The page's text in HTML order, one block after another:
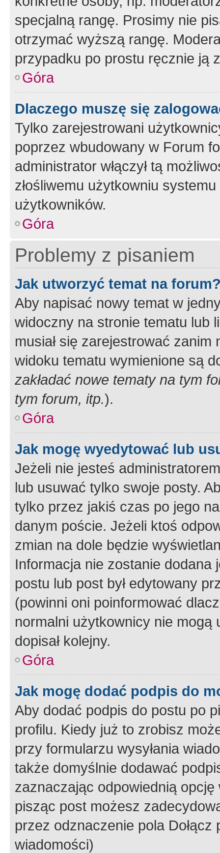
specjalną rangę. Prosimy nie
otrzymać wyższą rangę.
przypadku po prostu ręcznie ją
Góra
Dlaczego muszę się
Tylko zarejestrowani
poprzez wbudowany w Forum
administrator włączył tą
złośliwemu użytkowniu
użytkowników.
Góra
Problemy z pisaniem
Jak utworzyć temat na
Aby napisać nowy temat w
widoczny na stronie tematu lub
musiał się zarejestrować
widoku tematu wymienione są
zakładać nowe tematy na tym
tym forum, itp.).
Góra
Jak mogę wyedytować lub
Jeżeli nie jesteś
lub usuwać tylko swoje posty.
tylko przez jakiś czas po jego
danym poście. Jeżeli ktoś
zmian na dole będzie
Informacja nie zostanie dodana
postu lub post był edytowany
(powinni oni poinformować
normalni użytkownicy nie
dopisał kolejny.
Góra
Jak mogę dodać podpis do
Aby dodać podpis do postu po
profilu. Kiedy już to zrobisz
przy formularzu wysyłania
także domyślnie dodawać
zaznaczając odpowiednią
pisząc post możesz
przez odznaczenie pola
wiadomości)